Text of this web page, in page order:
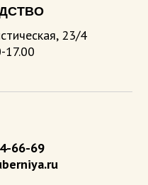
23/4
17.00
66-69